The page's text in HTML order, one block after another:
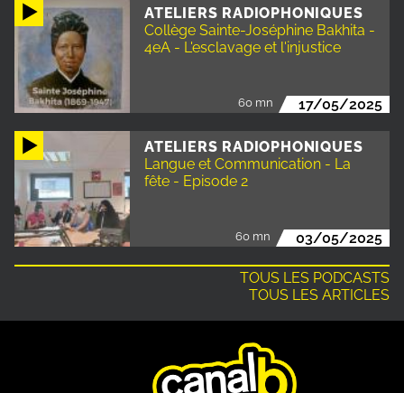
ATELIERS RADIOPHONIQUES
Collège Sainte-Joséphine Bakhita -
4eA - L'esclavage et l'injustice
60 mn 17/05/2025
ATELIERS RADIOPHONIQUES
Langue et Communication - La
fête - Episode 2
60 mn 03/05/2025
TOUS LES PODCASTS
TOUS LES ARTICLES